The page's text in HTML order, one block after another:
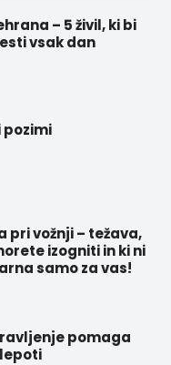
– 5 živil, ki bi
vsak dan
pozimi
pri vožnji – težava,
izogniti in ki ni
samo za vas!
pomaga